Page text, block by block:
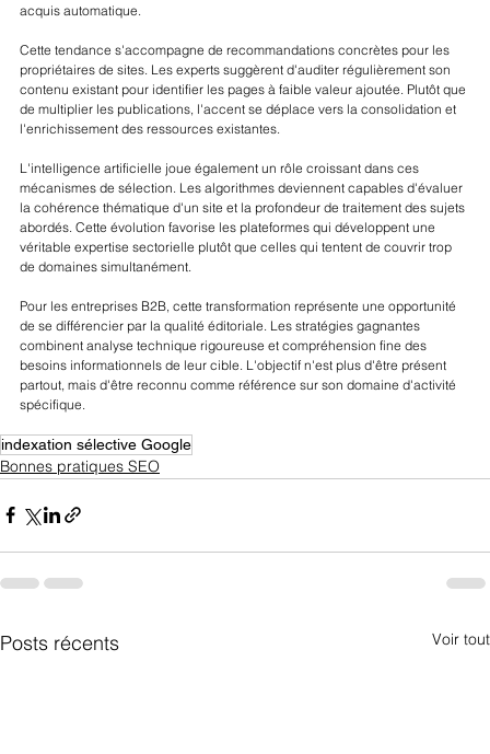
acquis automatique.
Cette tendance s'accompagne de recommandations concrètes pour les
propriétaires de sites. Les experts suggèrent d'auditer régulièrement son
contenu existant pour identifier les pages à faible valeur ajoutée. Plutôt que
de multiplier les publications, l'accent se déplace vers la consolidation et
l'enrichissement des ressources existantes.
L'intelligence artificielle joue également un rôle croissant dans ces
mécanismes de sélection. Les algorithmes deviennent capables d'évaluer
la cohérence thématique d'un site et la profondeur de traitement des sujets
abordés. Cette évolution favorise les plateformes qui développent une
véritable expertise sectorielle plutôt que celles qui tentent de couvrir trop
de domaines simultanément.
Pour les entreprises B2B, cette transformation représente une opportunité
de se différencier par la qualité éditoriale. Les stratégies gagnantes
combinent analyse technique rigoureuse et compréhension fine des
besoins informationnels de leur cible. L'objectif n'est plus d'être présent
partout, mais d'être reconnu comme référence sur son domaine d'activité
spécifique.
indexation sélective Google
Bonnes pratiques SEO
Posts récents Voir tout